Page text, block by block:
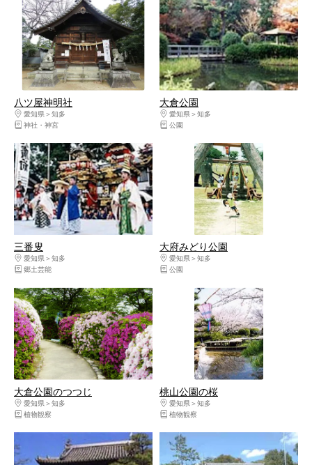
八ツ屋神明社
愛知県
知多
神社・神宮
大倉公園
愛知県
知多
公園
三番叟
愛知県
知多
郷土芸能
大府みどり公園
愛知県
知多
公園
大倉公園のつつじ
愛知県
知多
植物観察
桃山公園の桜
愛知県
知多
植物観察